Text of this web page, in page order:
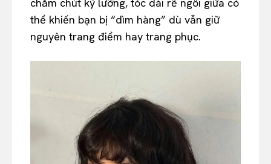
thể khiến bạn bị “dìm hàng” dù vẫn giữ
nguyên trang điểm hay trang phục.